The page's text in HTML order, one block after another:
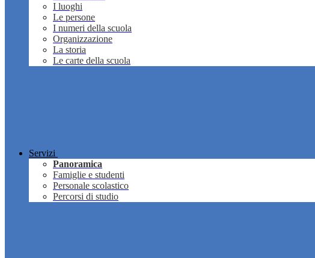
I luoghi
Le persone
I numeri della scuola
Organizzazione
La storia
Le carte della scuola
Servizi
Panoramica
Famiglie e studenti
Personale scolastico
Percorsi di studio